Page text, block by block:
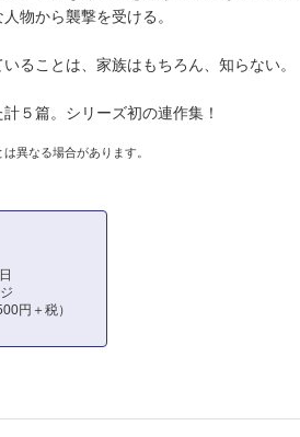
物から襲撃を受ける。
ることは、家族はもちろん、知らない。
５篇。シリーズ初の連作集！
異なる場合があります。
円＋税）